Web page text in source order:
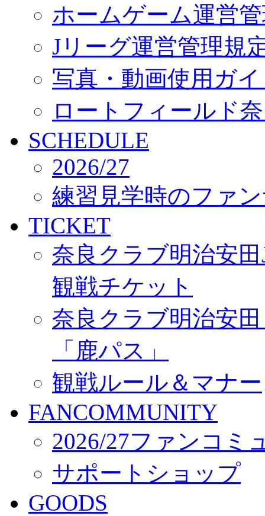
ホームゲーム運営
Jリーグ運営管理規
写真・動画使用ガ
ロートフィールド
SCHEDULE
2026/27
練習見学時のファ
TICKET
奈良クラブ明治安
観戦チケット
奈良クラブ明治安
「鹿パス」
観戦ルール＆マナー
FANCOMMUNITY
2026/27ファンコミ
サポートショップ
GOODS